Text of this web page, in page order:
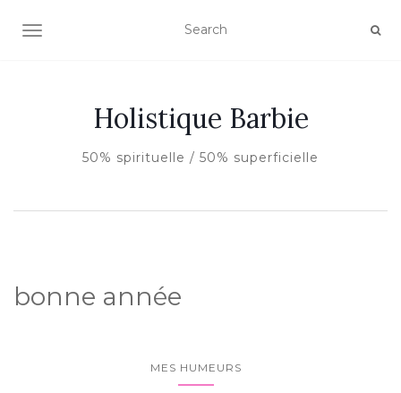
AFFICHER/MASQUER LA NAVIGATION
Holistique Barbie
50% spirituelle / 50% superficielle
bonne année
MES HUMEURS